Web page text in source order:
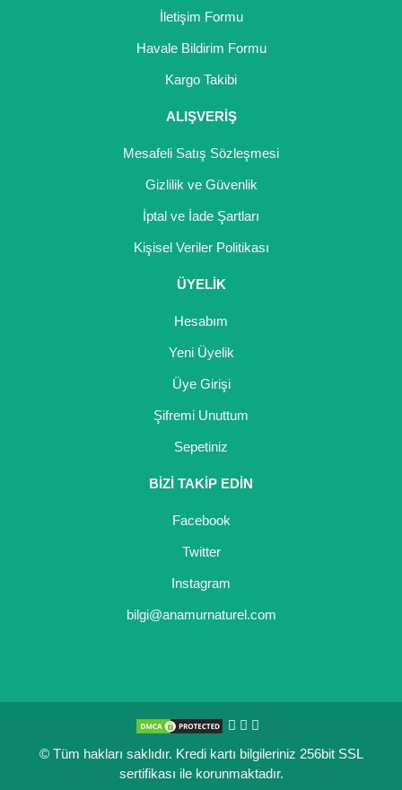
İletişim Formu
Havale Bildirim Formu
Kargo Takibi
ALIŞVERİŞ
Mesafeli Satış Sözleşmesi
Gizlilik ve Güvenlik
İptal ve İade Şartları
Kişisel Veriler Politikası
ÜYELİK
Hesabım
Yeni Üyelik
Üye Girişi
Şifremi Unuttum
Sepetiniz
BİZİ TAKİP EDİN
Facebook
Twitter
Instagram
bilgi@anamurnaturel.com
© Tüm hakları saklıdır. Kredi kartı bilgileriniz 256bit SSL
sertifikası ile korunmaktadır.